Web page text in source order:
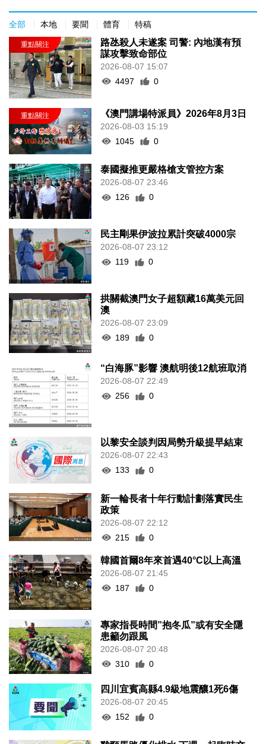
全部 本地 要聞 體育 特稿
路氹殺人未遂案 司警: 內地漢有預
謀攻擊致命部位
2026-08-07 15:07
4497
0
《澳門講場特派員》2026年8月3日
2026-08-03 15:19
1045
0
泰國擬推更嚴格槍支管控方案
2026-08-07 23:46
126
0
民主剛果伊波拉累計突破4000宗
2026-08-07 23:12
119
0
拱關截澳門女子超額藏16萬美元回
澳
2026-08-07 23:09
189
0
“白海豚”影響 澳航明後12航班取消
2026-08-07 22:49
256
0
以黎安全談判因局勢升級提早結束
2026-08-07 22:43
133
0
新一輪長者十年行動計劃落實民生
政策
2026-08-07 22:12
215
0
韓國首爾8年來首遇40°C以上高溫
2026-08-07 21:45
187
0
專家指長時間”抱冬瓜”或有安全隱
患籲勿跟風
2026-08-07 20:48
310
0
四川宜賓高縣4.9級地震釀1死6傷
2026-08-07 20:45
152
0